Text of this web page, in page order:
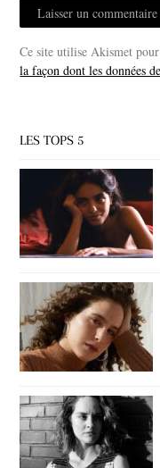
Ce site utilise Akismet
la façon dont les données
LES TOPS 5